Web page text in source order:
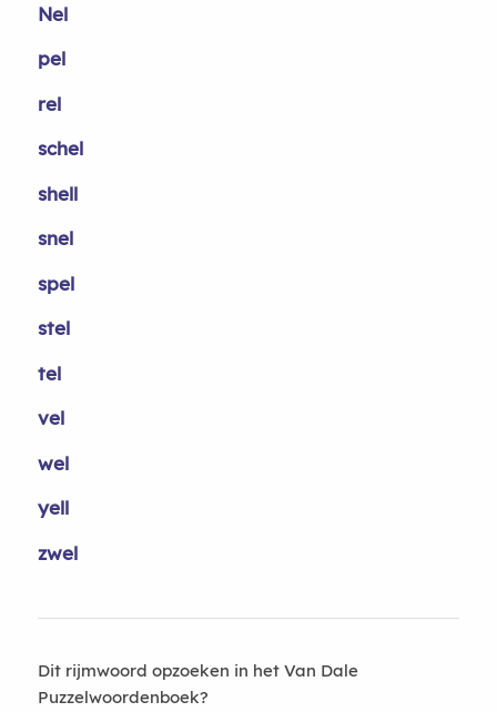
Nel
pel
rel
schel
shell
snel
spel
stel
tel
vel
wel
yell
zwel
Dit rijmwoord opzoeken in het Van Dale
Puzzelwoordenboek?